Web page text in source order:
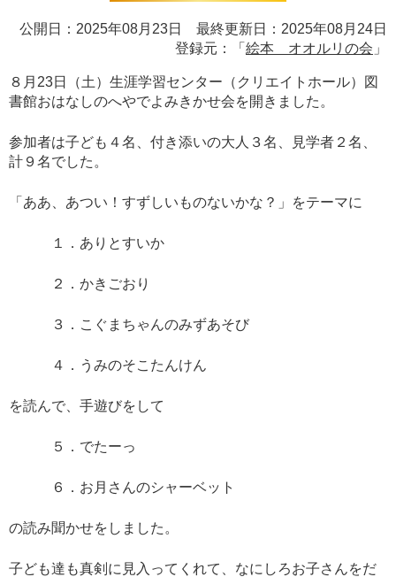
公開日：2025年08月23日 最終更新日：2025年08月24日
登録元：「 絵本 オオルリの会 」
８月23日（土）生涯学習センター（クリエイトホール）図
書館おはなしのへやでよみきかせ会を開きました。
参加者は子ども４名、付き添いの大人３名、見学者２名、
計９名でした。
「ああ、あつい！すずしいものないかな？」をテーマに
１．ありとすいか
２．かきごおり
３．こぐまちゃんのみずあそび
４．うみのそこたんけん
を読んで、手遊びをして
５．でたーっ
６．お月さんのシャーベット
の読み聞かせをしました。
子ども達も真剣に見入ってくれて、なにしろお子さんをだ